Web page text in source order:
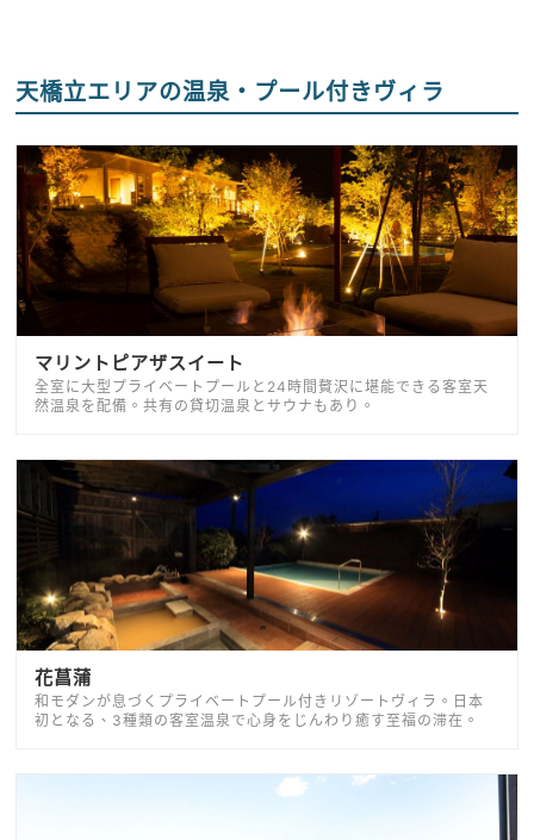
天橋立エリアの温泉・プール付きヴィラ
マリントピアザスイート
全室に大型プライベートプールと24時間贅沢に堪能できる客室天
然温泉を配備。共有の貸切温泉とサウナもあり。
花菖蒲
和モダンが息づくプライベートプール付きリゾートヴィラ。日本
初となる、3種類の客室温泉で心身をじんわり癒す至福の滞在。